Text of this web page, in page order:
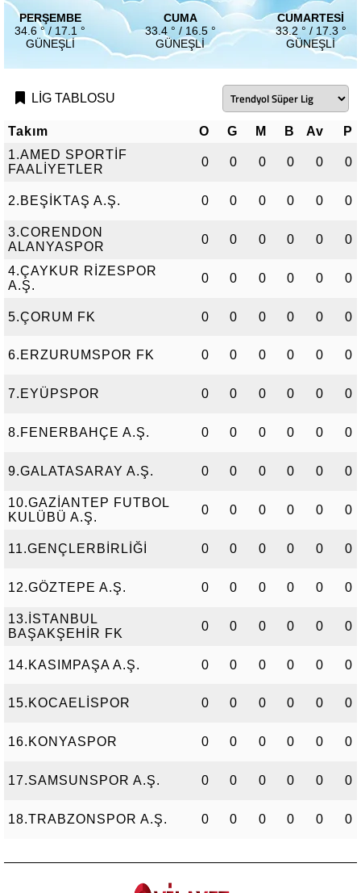
PERŞEMBE
34.6 ° / 17.1 °
GÜNEŞLI
CUMA
33.4 ° / 16.5 °
GÜNEŞLI
CUMARTESI
33.2 ° / 17.3 °
GÜNEŞLI
LİG TABLOSU
Takım O G M B Av
P
1.AMED SPORTİF
FAALİYETLER
0 0 0 0 0 0
2.BEŞİKTAŞ A.Ş. 0 0 0 0 0 0
3.CORENDON
ALANYASPOR
0 0 0 0 0 0
4.ÇAYKUR RİZESPOR
A.Ş.
0 0 0 0 0 0
5.ÇORUM FK 0 0 0 0 0 0
6.ERZURUMSPOR FK 0 0 0 0 0 0
7.EYÜPSPOR 0 0 0 0 0 0
8.FENERBAHÇE A.Ş. 0 0 0 0 0 0
9.GALATASARAY A.Ş. 0 0 0 0 0 0
10.GAZİANTEP FUTBOL
KULÜBÜ A.Ş.
0 0 0 0 0 0
11.GENÇLERBİRLİĞİ 0 0 0 0 0 0
12.GÖZTEPE A.Ş. 0 0 0 0 0 0
13.İSTANBUL
BAŞAKŞEHİR FK
0 0 0 0 0 0
14.KASIMPAŞA A.Ş. 0 0 0 0 0 0
15.KOCAELİSPOR 0 0 0 0 0 0
16.KONYASPOR 0 0 0 0 0 0
17.SAMSUNSPOR A.Ş. 0 0 0 0 0 0
18.TRABZONSPOR A.Ş. 0 0 0 0 0 0